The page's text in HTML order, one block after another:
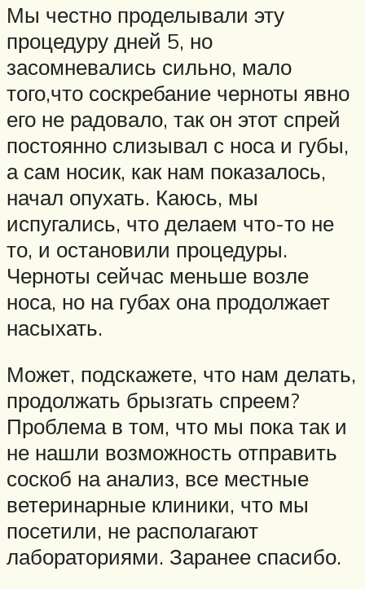
Мы честно проделывали эту
процедуру дней 5, но
засомневались сильно, мало
того,что соскребание черноты явно
его не радовало, так он этот спрей
постоянно слизывал с носа и губы,
а сам носик, как нам показалось,
начал опухать. Каюсь, мы
испугались, что делаем что-то не
то, и остановили процедуры.
Черноты сейчас меньше возле
носа, но на губах она продолжает
насыхать.
Может, подскажете, что нам делать,
продолжать брызгать спреем?
Проблема в том, что мы пока так и
не нашли возможность отправить
соскоб на анализ, все местные
ветеринарные клиники, что мы
посетили, не располагают
лабораториями. Заранее спасибо.